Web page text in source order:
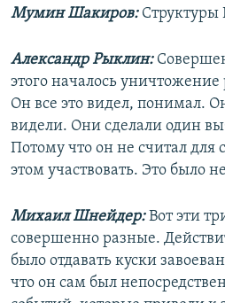
Мумин Шакиров: Структуры
Александр Рыклин:
этого началось
Он все это видел, понимал.
видели. Они сделали один
Потому что он не считал
этом участвовать. Это было
Михаил Шнейдер:Вот эти
совершенно разные.
было отдавать куски
что он сам был